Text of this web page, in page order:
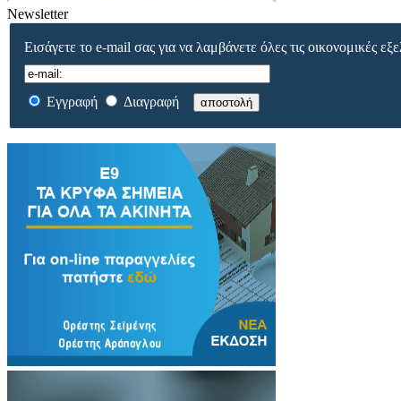
Newsletter
Εισάγετε το e-mail σας για να λαμβάνετε όλες τις οικονομικές
Εγγραφή Διαγραφή αποστολή